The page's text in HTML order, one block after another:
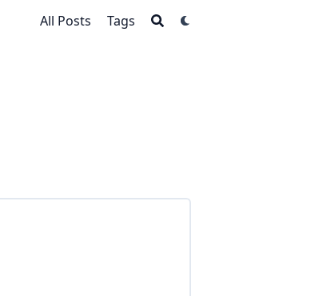
All Posts Tags